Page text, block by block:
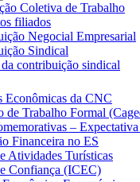
Coletiva de Trabalho
filiados
Negocial Empresarial
Sindical
contribuição sindical
Econômicas da CNC
de Trabalho Formal
–
Financeira no ES
Atividades Turísticas
Confiança (ICEC)